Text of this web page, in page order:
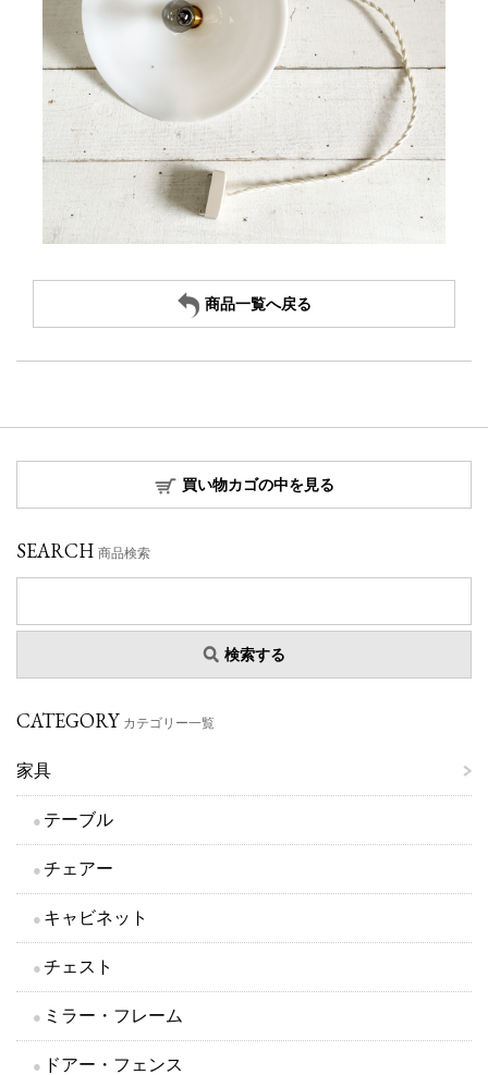
商品一覧へ戻る
買い物カゴの中を見る
SEARCH 商品検索
検索する
CATEGORY カテゴリー一覧
家具
テーブル
チェアー
キャビネット
チェスト
ミラー・フレーム
ドアー・フェンス